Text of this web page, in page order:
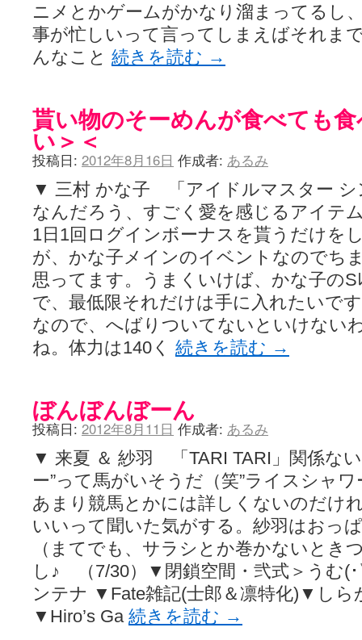
ニメとかゲームがかなり溜まってるし
事が忙しいって言ってしまえばそれま
んなこと 続きを読む →
貰い物のそーめんが食べても
い＞＜
投稿日: 2012年8月16日 作成者: あるみ
▼ 三村 かな子 「アイドルマスター シ
なんだろう、すごく愛を感じるアイテ
1日1回ログインボーナスを貰うだけを
が、かな子メインのイベントなのでち
思ってます。うまくいけば、かな子の
で、最低限それだけは手に入れたいで
なので、へばりついてないといけない
ね。体力は140く 続きを読む →
ぼんぼんぼーん
投稿日: 2012年8月11日 作成者: あるみ
▼ 来夏 ＆ 紗羽 「TARI TARI」関係な
ー”って馬がいそうだ（笑”ライスシャ
あまり競馬とかには詳しくないのだけ
いいって聞いた気がする。紗羽はおっ
（まてでも、サラシとか巻かないとき
し♪ （7/30）▼閉鎖空間・弐式＞うむ(
ンテナ ▼Fate雑記(士郎＆凛特化)▼しら
▼Hiro’s Ga 続きを読む →